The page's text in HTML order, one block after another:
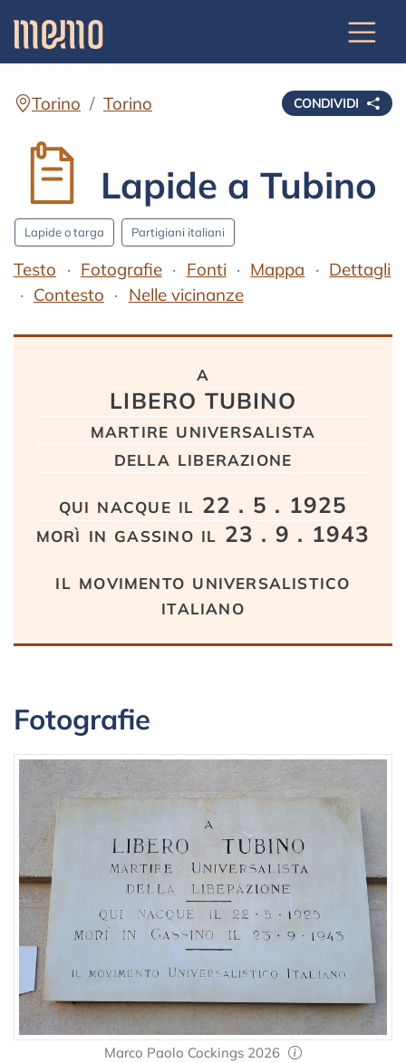
CONDIVIDI
Torino Torino
Lapide a Tubino
Lapide o targa Partigiani italiani
Testo Fotografie Fonti Mappa
Dettagli
Contesto
Nelle vicinanze
a
LIBERO TUBINO
martire universalista
della liberazione
qui nacque il 22 . 5 . 1925
morì in gassino il 23 . 9 . 1943
il movimento universalistico
italiano
Fotografie
Marco Paolo Cockings 2026